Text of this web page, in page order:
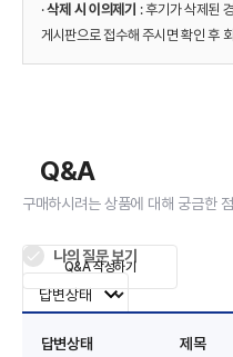
·삭제 시 이의제기 : 후기가 삭제된
게시판으로 접수해 주시면 확인 후
Q&A
구매하시려는 상품에 대해 궁금한
나의 질문 보기
답변상태 제목
Q&A 작성하기